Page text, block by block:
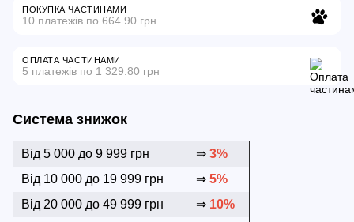
ПОКУПКА ЧАСТИНАМИ
10 платежів по 664.90 грн
ОПЛАТА ЧАСТИНАМИ
5 платежів по 1 329.80 грн
Система знижок
Від 5 000 до 9 999 грн ⇒ 3%
Від 10 000 до 19 999 грн
⇒ 5%
Від 20 000 до 49 999 грн
⇒ 10%